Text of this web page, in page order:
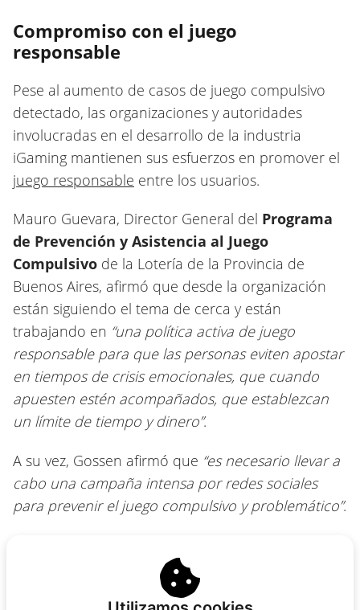
Compromiso con el juego
responsable
Pese al aumento de casos de juego compulsivo
detectado, las organizaciones y autoridades
involucradas en el desarrollo de la industria
iGaming mantienen sus esfuerzos en promover el
juego responsable entre los usuarios.
Mauro Guevara, Director General del Programa
de Prevención y Asistencia al Juego
Compulsivo de la Lotería de la Provincia de
Buenos Aires, afirmó que desde la organización
están siguiendo el tema de cerca y están
trabajando en “una política activa de juego
responsable para que las personas eviten apostar
en tiempos de crisis emocionales, que cuando
apuesten estén acompañados, que establezcan
un límite de tiempo y dinero”.
A su vez, Gossen afirmó que “es necesario llevar a
cabo una campaña intensa por redes sociales
para prevenir el juego compulsivo y problemático”.
Otras noticias sobre casinos online en